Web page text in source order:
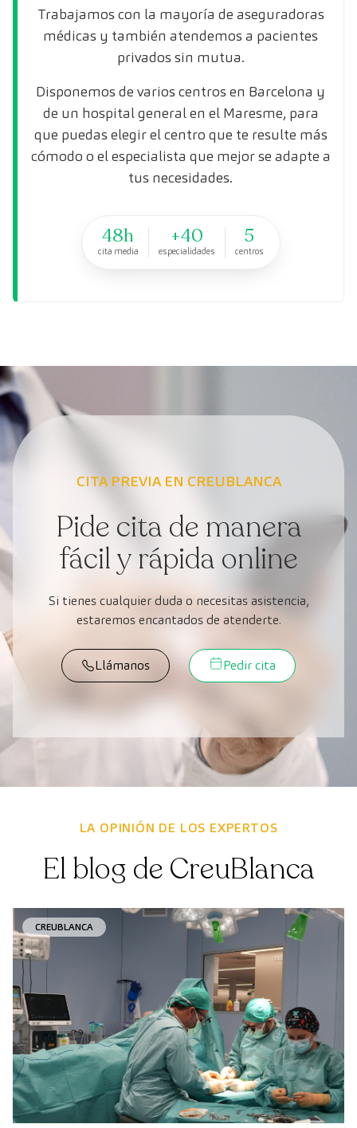
Trabajamos con la mayoría de aseguradoras
médicas y también atendemos a pacientes
privados sin mutua.
Disponemos de varios centros en Barcelona y
de un hospital general en el Maresme, para
que puedas elegir el centro que te resulte más
cómodo o el especialista que mejor se adapte a
tus necesidades.
48h
cita media
+40
especialidades
5
centros
CITA PREVIA EN CREUBLANCA
Pide cita de manera
fácil y rápida online
Si tienes cualquier duda o necesitas asistencia,
estaremos encantados de atenderte.
Llámanos Pedir cita
LA OPINIÓN DE LOS EXPERTOS
El blog de CreuBlanca
CREUBLANCA